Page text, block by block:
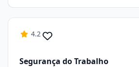
4.2
Segurança do Trabalho